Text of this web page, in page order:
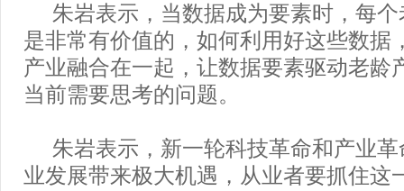
朱岩表示，当数据成为要素时，每
是非常有价值的，如何利用好这些数据
产业融合在一起，让数据要素驱动老龄
当前需要思考的问题。
朱岩表示，新一轮科技革命和产业
业发展带来极大机遇，从业者要抓住这